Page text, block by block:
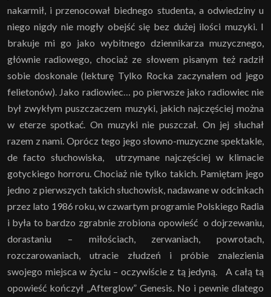
nakarmił, i przenocował biednego studenta, a odwiedziny u
niego nigdy nie mogły obejść się bez dużej ilości muzyki. I
brakuje mi go jako wybitnego dziennikarza muzycznego,
głównie radiowego, chociaż ze słowem pisanym też radził
sobie doskonale (lekturę Tylko Rocka zaczynałem od jego
felietonów). Jako radiowiec… po pierwsze jako radiowiec nie
był zwykłym puszczaczem muzyki, jakich najczęściej można
w eterze spotkać. On muzyki nie puszczał. On jej słuchał
razem z nami. Oprócz tego jego słowno-muzyczne spektakle,
de facto słuchowiska, utrzymane najczęściej w klimacie
gotyckiego horroru. Chociaż nie tylko takich. Pamiętam jego
jedno z pierwszych takich słuchowisk, nadawane w odcinkach
przez lato 1986 roku, w czwartym programie Polskiego Radia
i była to bardzo zgrabnie zrobiona opowieść o dojrzewaniu,
dorastaniu – miłościach, zerwaniach, powrotach,
rozczarowaniach, utracie złudzeń i próbie znalezienia
swojego miejsca w życiu – oczywiście z tą jedyną. A całą tą
opowieść kończył „Afterglow” Genesis. No i pewnie dlatego